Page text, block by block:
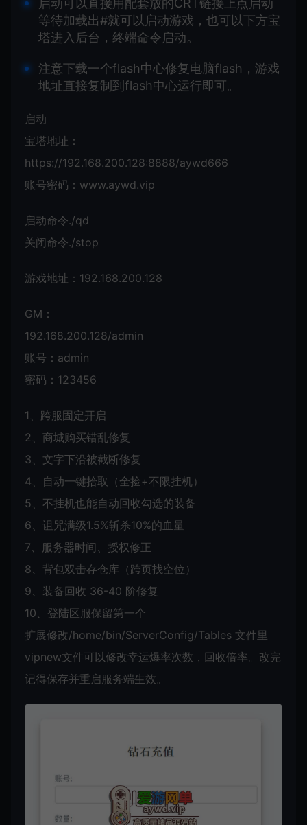
启动可以直接用配套放的CRT链接上点启动
等待加载出#就可以启动游戏，也可以下方宝
塔进入后台，终端命令启动。
注意下载一个flash中心修复电脑flash，游戏
地址直接复制到flash中心运行即可。
启动
宝塔地址：
https://192.168.200.128:8888/aywd666
账号密码：www.aywd.vip
启动命令./qd
关闭命令./stop
游戏地址：192.168.200.128
GM：
192.168.200.128/admin
账号：admin
密码：123456
1、跨服固定开启
2、商城购买错乱修复
3、文字下沿被截断修复
4、自动一键拾取（全捡+不限挂机）
5、不挂机也能自动回收勾选的装备
6、诅咒满级1.5%斩杀10%的血量
7、服务器时间、授权修正
8、背包双击存仓库（跨页找空位）
9、装备回收 36-40 阶修复
10、登陆区服保留第一个
扩展修改/home/bin/ServerConfig/Tables 文件里
vipnew文件可以修改幸运爆率次数，回收倍率。改完
记得保存并重启服务端生效。